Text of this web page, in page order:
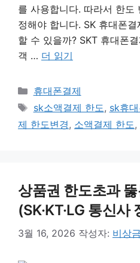
를 사용합니다. 따라서 한
정해야 합니다. SK 휴대폰
할 수 있을까? SKT 휴대폰
객 … 더 읽기
카
테
고
리
휴대폰결제
태
그
sk소액결제 한도, sk휴
제 한도변경, 소액결제 한도,
상품권 한도초과
(SK·KT·LG 통신사
3월 16, 2026 작성자: 비상